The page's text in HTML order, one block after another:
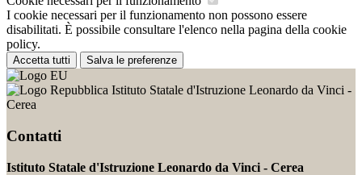
I cookie necessari per il funzionamento non possono essere
disabilitati. È possibile consultare l'elenco nella pagina della cookie
policy.
Accetta tutti Salva le preferenze
Istituto Statale d'Istruzione Leonardo da Vinci -
Cerea
Contatti
Istituto Statale d'Istruzione Leonardo da Vinci - Cerea